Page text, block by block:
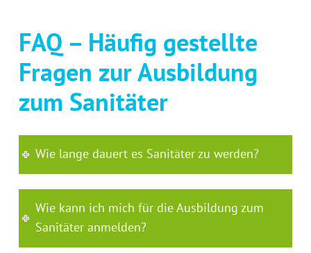
FAQ – Häufig gestellte
Fragen zur Ausbildung
zum Sanitäter
Wie lange dauert es Sanitäter zu werden?
Wie kann ich mich für die Ausbildung zum
Sanitäter anmelden?